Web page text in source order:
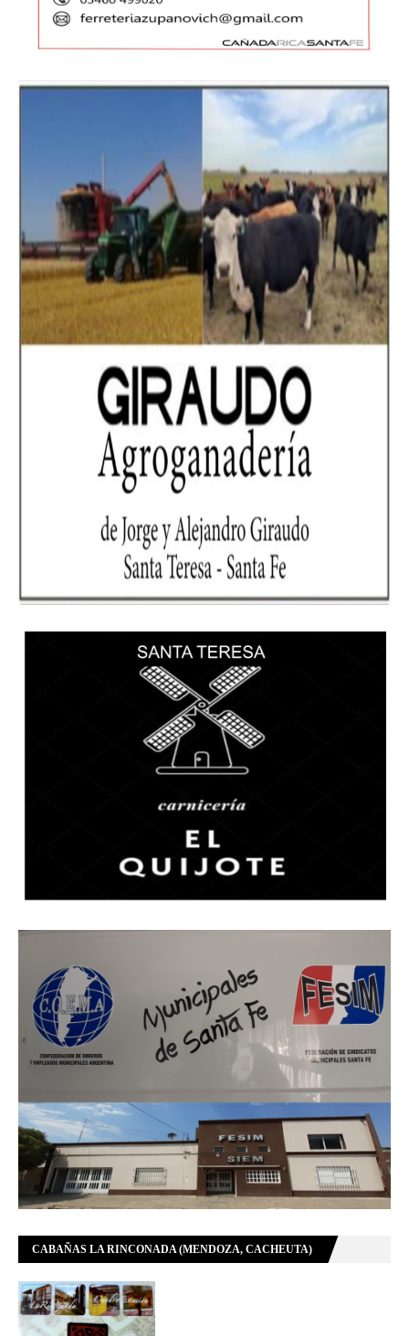
CABAÑAS LA RINCONADA (MENDOZA, CACHEUTA)